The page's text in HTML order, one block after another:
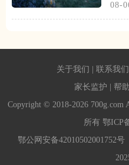
08-
关于我们 联系我们
家长监护
帮
Copyright © 2018-2026 700g.com
所有 鄂ICP
鄂公网安备42010502001752号